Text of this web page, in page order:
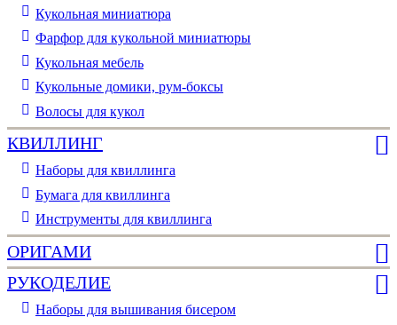
Кукольная миниатюра
Фарфор для кукольной миниатюры
Кукольная мебель
Кукольные домики, рум-боксы
Волосы для кукол
КВИЛЛИНГ
Наборы для квиллинга
Бумага для квиллинга
Инструменты для квиллинга
ОРИГАМИ
РУКОДЕЛИЕ
Наборы для вышивания бисером